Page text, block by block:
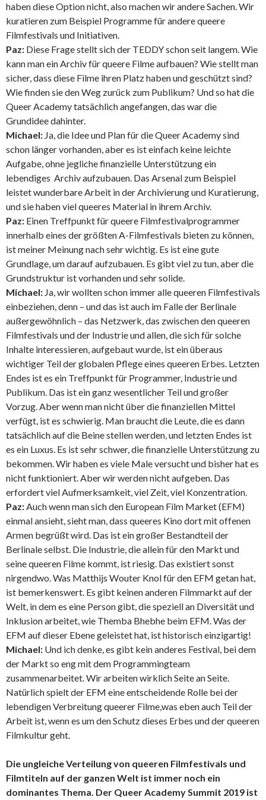
haben diese Option nicht, also machen wir andere Sachen. Wir
kuratieren zum Beispiel Programme für andere queere
Filmfestivals und Initiativen.
Paz: Diese Frage stellt sich der TEDDY schon seit langem. Wie
kann man ein Archiv für queere Filme aufbauen? Wie stellt man
sicher, dass diese Filme ihren Platz haben und geschützt sind?
Wie finden sie den Weg zurück zum Publikum? Und so hat die
Queer Academy tatsächlich angefangen, das war die
Grundidee dahinter.
Michael: Ja, die Idee und Plan für die Queer Academy sind
schon länger vorhanden, aber es ist einfach keine leichte
Aufgabe, ohne jegliche finanzielle Unterstützung ein
lebendiges Archiv aufzubauen. Das Arsenal zum Beispiel
leistet wunderbare Arbeit in der Archivierung und Kuratierung,
und sie haben viel queeres Material in ihrem Archiv.
Paz: Einen Treffpunkt für queere Filmfestivalprogrammer
innerhalb eines der größten A-Filmfestivals bieten zu können,
ist meiner Meinung nach sehr wichtig. Es ist eine gute
Grundlage, um darauf aufzubauen. Es gibt viel zu tun, aber die
Grundstruktur ist vorhanden und sehr solide.
Michael: Ja, wir wollten schon immer alle queeren Filmfestivals
einbeziehen, denn – und das ist auch im Falle der Berlinale
außergewöhnlich – das Netzwerk, das zwischen den queeren
Filmfestivals und der Industrie und allen, die sich für solche
Inhalte interessieren, aufgebaut wurde, ist ein überaus
wichtiger Teil der globalen Pflege eines queeren Erbes. Letzten
Endes ist es ein Treffpunkt für Programmer, Industrie und
Publikum. Das ist ein ganz wesentlicher Teil und großer
Vorzug. Aber wenn man nicht über die finanziellen Mittel
verfügt, ist es schwierig. Man braucht die Leute, die es dann
tatsächlich auf die Beine stellen werden, und letzten Endes ist
es ein Luxus. Es ist sehr schwer, die finanzielle Unterstützung zu
bekommen. Wir haben es viele Male versucht und bisher hat es
nicht funktioniert. Aber wir werden nicht aufgeben. Das
erfordert viel Aufmerksamkeit, viel Zeit, viel Konzentration.
Paz:Auch wenn man sich den European Film Market (EFM)
einmal ansieht, sieht man, dass queeres Kino dort mit offenen
Armen begrüßt wird. Das ist ein großer Bestandteil der
Berlinale selbst. Die Industrie, die allein für den Markt und
seine queeren Filme kommt, ist riesig. Das existiert sonst
nirgendwo. Was Matthijs Wouter Knol für den EFM getan hat,
ist bemerkenswert. Es gibt keinen anderen Filmmarkt auf der
Welt, in dem es eine Person gibt, die speziell an Diversität und
Inklusion arbeitet, wie Themba Bhebhe beim EFM. Was der
EFM auf dieser Ebene geleistet hat, ist historisch einzigartig!
Michael: Und ich denke, es gibt kein anderes Festival, bei dem
der Markt so eng mit dem Programmingteam
zusammenarbeitet. Wir arbeiten wirklich Seite an Seite.
Natürlich spielt der EFM eine entscheidende Rolle bei der
lebendigen Verbreitung queerer Filme,was eben auch Teil der
Arbeit ist, wenn es um den Schutz dieses Erbes und der queeren
Filmkultur geht.
Die ungleiche Verteilung von queeren Filmfestivals und
Filmtiteln auf der ganzen Welt ist immer noch ein
dominantes Thema. Der Queer Academy Summit 2019 ist